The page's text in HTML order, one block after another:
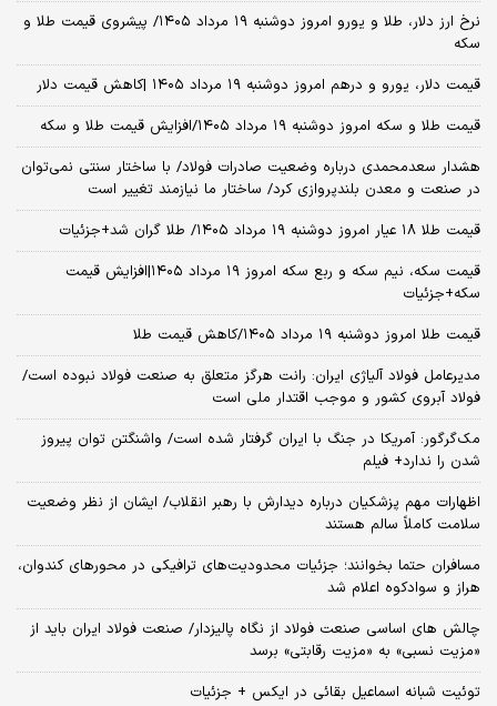
نرخ ارز دلار، طلا و یورو امروز دوشنبه ۱۹ مرداد ۱۴۰۵/ پیشروی قیمت طلا و
سکه
قیمت دلار، یورو و درهم امروز دوشنبه ۱۹ مرداد ۱۴۰۵ |کاهش قیمت دلار
قیمت طلا و سکه امروز دوشنبه ۱۹ مرداد ۱۴۰۵/افزایش قیمت طلا و سکه
هشدار سعدمحمدی درباره وضعیت صادرات فولاد/ با ساختار سنتی نمی‌توان
در صنعت و معدن بلندپروازی کرد/ ساختار ما نیازمند تغییر است
قیمت طلا ۱۸ عیار امروز دوشنبه ۱۹ مرداد ۱۴۰۵/ طلا گران شد+جزئیات
قیمت سکه، نیم سکه و ربع سکه امروز ۱۹ مرداد ۱۴۰۵|افزایش قیمت
سکه+جزئیات
قیمت طلا امروز دوشنبه ۱۹ مرداد ۱۴۰۵/کاهش قیمت طلا
مدیرعامل فولاد آلیاژی ایران: رانت هرگز متعلق به صنعت فولاد نبوده است/
فولاد آبروی کشور و موجب اقتدار ملی است
مک‌گرگور: آمریکا در جنگ با ایران گرفتار شده است/ واشنگتن توان پیروز
شدن را ندارد+ فیلم
اظهارات مهم پزشکیان درباره دیدارش با رهبر انقلاب/ ایشان از نظر وضعیت
سلامت کاملاً سالم هستند
مسافران حتما بخوانند؛ جزئیات محدودیت‌های ترافیکی در محورهای کندوان،
هراز و سوادکوه اعلام شد
چالش‌ های اساسی صنعت فولاد از نگاه پالیزدار/ صنعت فولاد ایران باید از
«مزیت نسبی» به «مزیت رقابتی» برسد
توئیت شبانه اسماعیل بقائی در ایکس + جزئیات